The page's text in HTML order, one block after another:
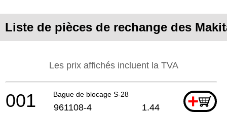
Liste de pièces de rechange des
Les prix affichés incluent la TVA
Bague de blocage S-28 +
001 961108-4 1.44